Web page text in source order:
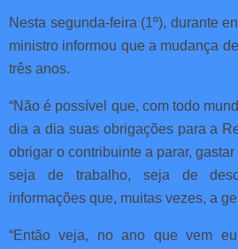
Nesta segunda-feira (1º), durante
ministro informou que a mudança
três anos.
“Não é possível que, com todo
dia a dia suas obrigações para a
obrigar o contribuinte a parar,
seja de trabalho, seja de
informações que, muitas vezes, a
“Então veja, no ano que vem